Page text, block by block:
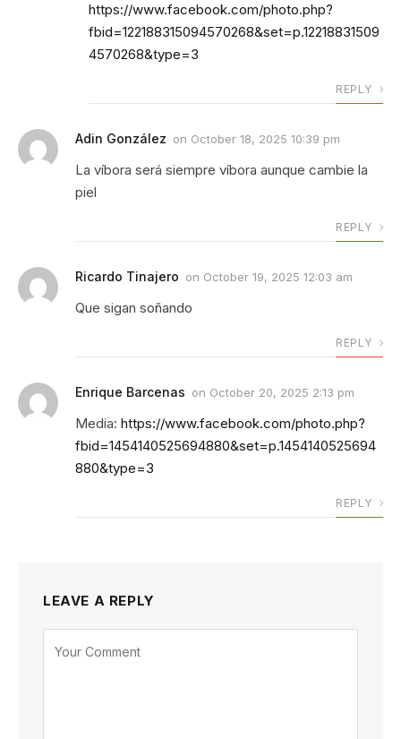
https://www.facebook.com/photo.php?
fbid=122188315094570268&set=p.12218831509
4570268&type=3
REPLY
Adin González on October 18, 2025 10:39 pm
La víbora será siempre víbora aunque cambie la
piel
REPLY
Ricardo Tinajero on October 19, 2025 12:03 am
Que sigan soñando
REPLY
Enrique Barcenas on October 20, 2025 2:13 pm
Media: https://www.facebook.com/photo.php?
fbid=1454140525694880&set=p.1454140525694
880&type=3
REPLY
LEAVE A REPLY